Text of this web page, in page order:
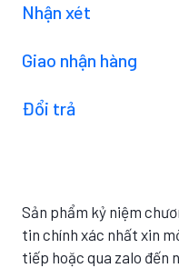
Nhận xét
Giao nhận hàng
Đổi trả
Sản phẩm kỷ niệm
tin chính xác nhất xin
tiếp hoặc qua zalo đến